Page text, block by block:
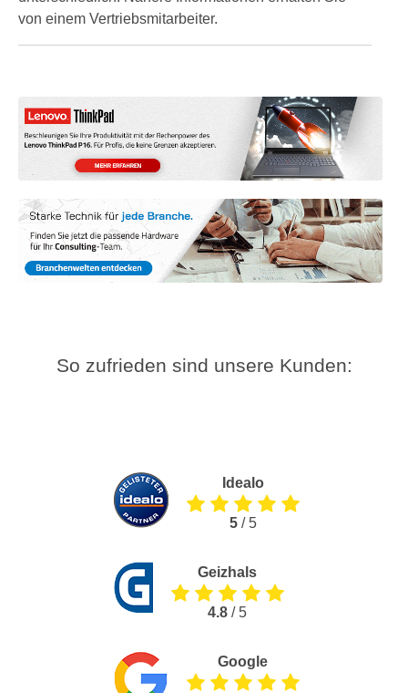
von einem Vertriebsmitarbeiter.
So zufrieden sind unsere Kunden:
Idealo
5/ 5
Geizhals
4.8 / 5
Google